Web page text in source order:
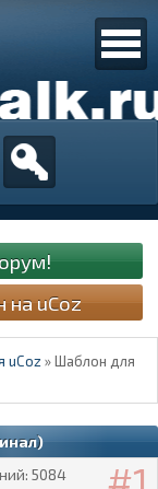
на uCoz
uCoz »Шаблон для
5084